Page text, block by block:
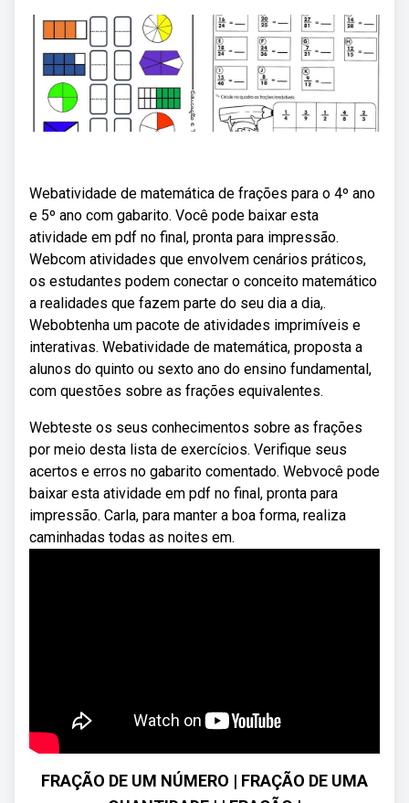
Webatividade de matemática de frações para o 4º ano
e 5º ano com gabarito. Você pode baixar esta
atividade em pdf no final, pronta para impressão.
Webcom atividades que envolvem cenários práticos,
os estudantes podem conectar o conceito matemático
a realidades que fazem parte do seu dia a dia,.
Webobtenha um pacote de atividades imprimíveis e
interativas. Webatividade de matemática, proposta a
alunos do quinto ou sexto ano do ensino fundamental,
com questões sobre as frações equivalentes.
Webteste os seus conhecimentos sobre as frações
por meio desta lista de exercícios. Verifique seus
acertos e erros no gabarito comentado. Webvocê pode
baixar esta atividade em pdf no final, pronta para
impressão. Carla, para manter a boa forma, realiza
caminhadas todas as noites em.
FRAÇÃO DE UM NÚMERO | FRAÇÃO DE UMA